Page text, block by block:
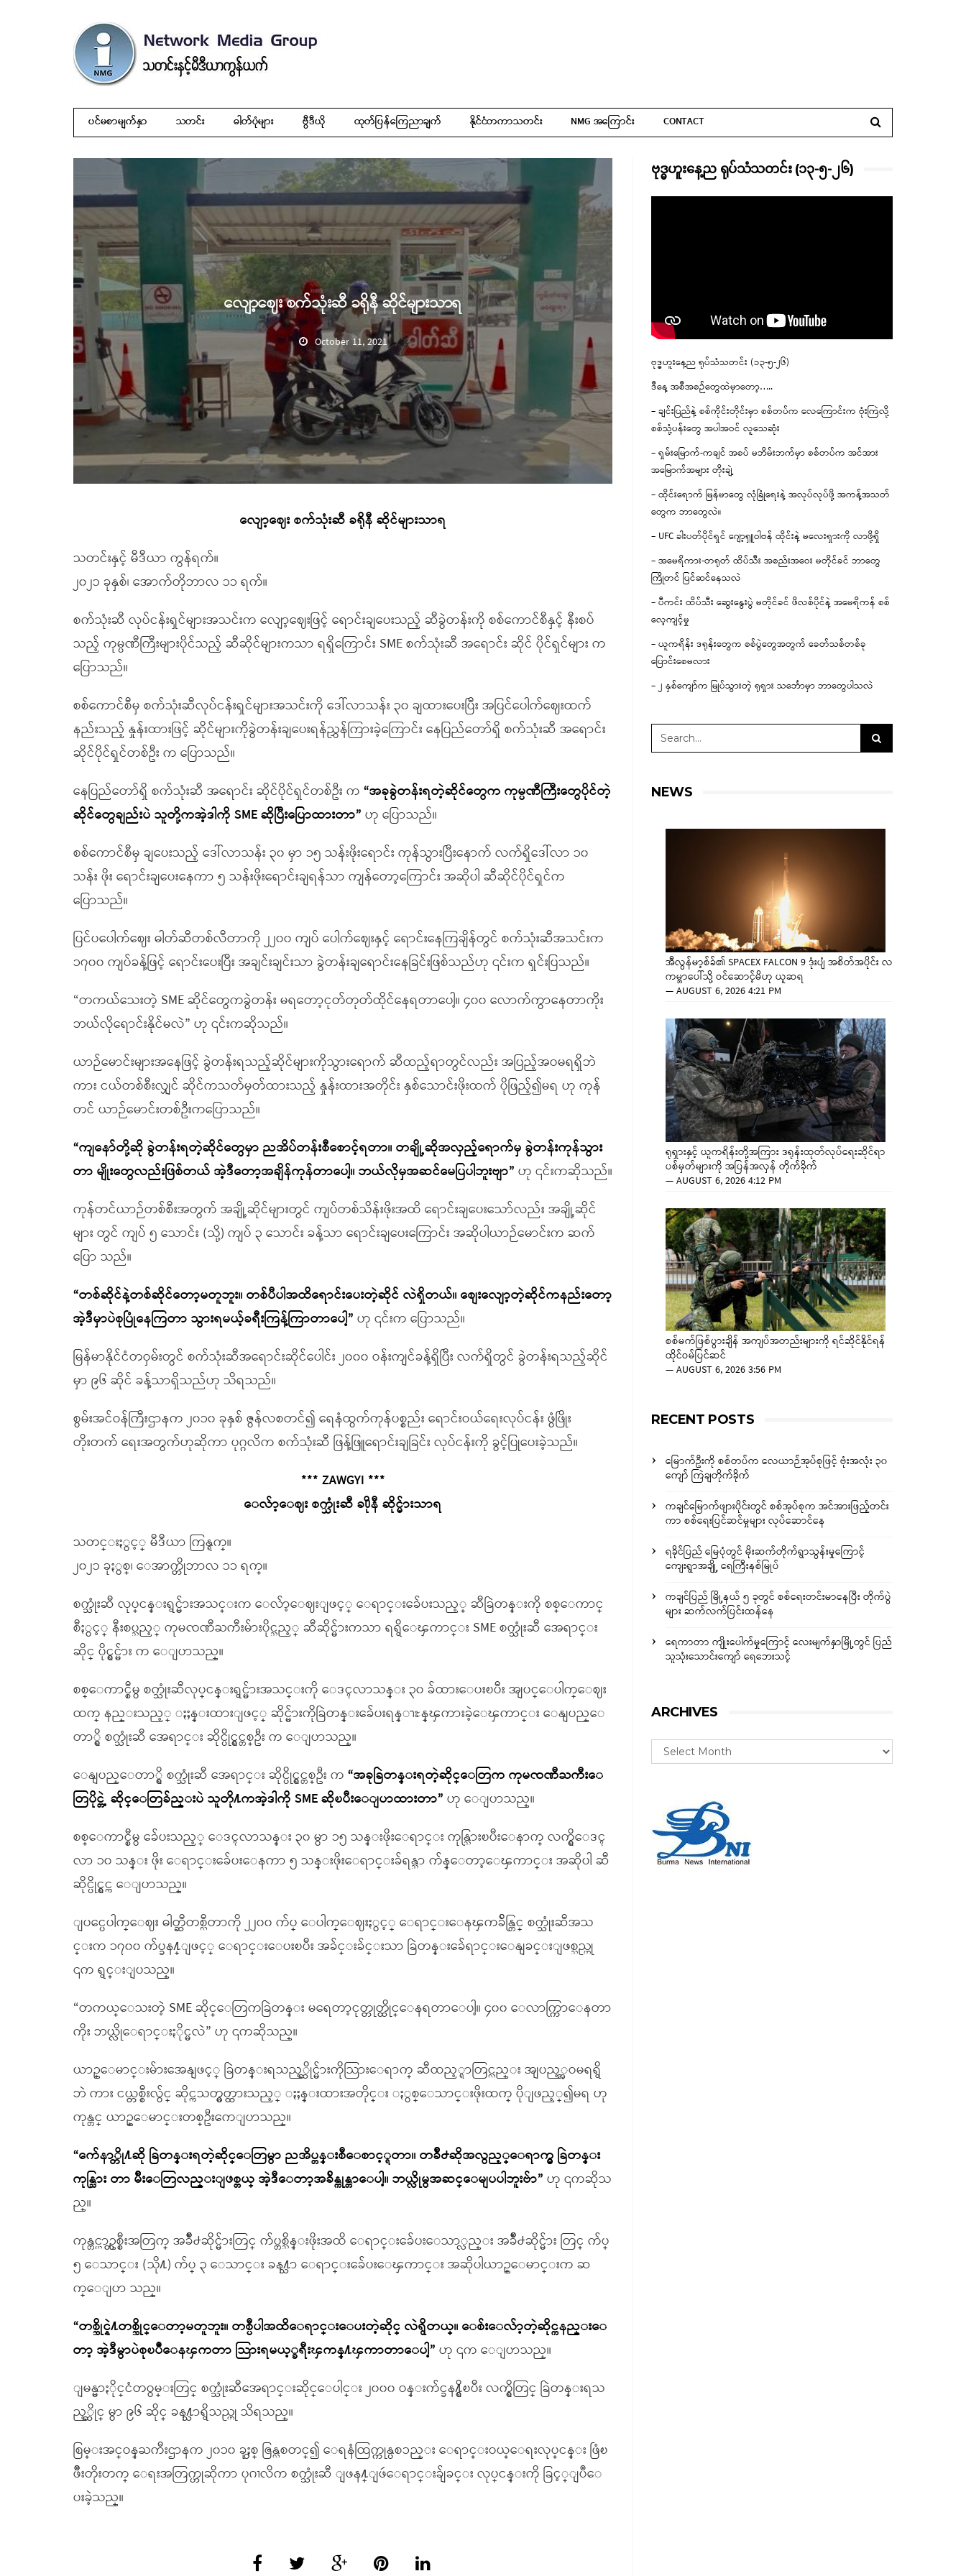
ပင်မစာမျက်နှာ သတင်း ဓါတ်ပုံများ ဗွီဒီယို ထုတ်ပြန်ကြေညာချက် နိုင်ငံတကာသတင်း NMG အကြောင်း CONTACT
လျော့ဈေး စက်သုံးဆီ ခရိုနီ ဆိုင်များသာရ
October 11, 2021
လျော့ဈေး စက်သုံးဆီ ခရိုနီ ဆိုင်များသာရ
သတင်းနှင့် မီဒီယာ ကွန်ရက်။
၂၀၂၁ ခုနှစ်၊ အောက်တိုဘာလ ၁၁ ရက်။
စက်သုံးဆီ လုပ်ငန်းရှင်များအသင်းက လျော့ဈေးဖြင့် ရောင်းချပေးသည့် ဆီခွဲတန်းကို စစ်ကောင်စီနှင့် နီးစပ်
သည့် ကုမ္ပဏီကြီးများပိုင်သည့် ဆီဆိုင်များကသာ ရရှိကြောင်း SME စက်သုံးဆီ အရောင်း ဆိုင် ပိုင်ရှင်များ က
ပြောသည်။
စစ်ကောင်စီမှ စက်သုံးဆီလုပ်ငန်းရှင်များအသင်းကို ဒေါ်လာသန်း ၃၀ ချထားပေးပြီး အပြင်ပေါက်ဈေးထက်
နည်းသည့် နှုန်းထားဖြင့် ဆိုင်များကိုခွဲတန်းချပေးရန်ညွှန်ကြားခဲ့ကြောင်း နေပြည်တော်ရှိ စက်သုံးဆီ အရောင်း
ဆိုင်ပိုင်ရှင်တစ်ဦး က ပြောသည်။
နေပြည်တော်ရှိ စက်သုံးဆီ အရောင်း ဆိုင်ပိုင်ရှင်တစ်ဦး က “အခုခွဲတန်းရတဲ့ဆိုင်တွေက ကုမ္ပဏီကြီးတွေပိုင်တဲ့
ဆိုင်တွေချည်းပဲ သူတို့ကအဲ့ဒါကို SME ဆိုပြီးပြောထားတာ” ဟု ပြောသည်။
စစ်ကောင်စီမှ ချပေးသည့် ဒေါ်လာသန်း ၃၀ မှာ ၁၅ သန်းဖိုးရောင်း ကုန်သွားပြီးနောက် လက်ရှိဒေါ်လာ ၁၀
သန်း ဖိုး ရောင်းချပေးနေကာ ၅ သန်းဖိုးရောင်းချရန်သာ ကျန်တော့ကြောင်း အဆိုပါ ဆီဆိုင်ပိုင်ရှင်က
ပြောသည်။
ပြင်ပပေါက်ဈေး ဓါတ်ဆီတစ်လီတာကို ၂၂၀၀ ကျပ် ပေါက်ဈေးနှင့် ရောင်းနေကြချိန်တွင် စက်သုံးဆီအသင်းက
၁၇၀၀ ကျပ်ခန့်ဖြင့် ရောင်းပေးပြီး အချင်းချင်းသာ ခွဲတန်းချရောင်းနေခြင်းဖြစ်သည်ဟု ၎င်းက ရှင်းပြသည်။
“တကယ်သေးတဲ့ SME ဆိုင်တွေကခွဲတန်း မရတော့ငုတ်တုတ်ထိုင်နေရတာပေါ့။ ၄၀၀ လောက်ကွာနေတာကိုး
ဘယ်လိုရောင်းနိုင်မလဲ” ဟု ၎င်းကဆိုသည်။
ယာဉ်မောင်းများအနေဖြင့် ခွဲတန်းရသည့်ဆိုင်များကိုသွားရောက် ဆီထည့်ရာတွင်လည်း အပြည့်အဝမရရှိဘဲ
ကား ငယ်တစ်စီးလျှင် ဆိုင်ကသတ်မှတ်ထားသည့် နှုန်းထားအတိုင်း နှစ်သောင်းဖိုးထက် ပိုဖြည့်၍မရ ဟု ကုန်
တင် ယာဉ်မောင်းတစ်ဦးကပြောသည်။
“ကျနော်တို့ဆို ခွဲတန်းရတဲ့ဆိုင်တွေမှာ ညအိပ်တန်းစီစောင့်ရတာ။ တချို့ဆိုအလှည့်ရောက်မှ ခွဲတန်းကုန်သွား
တာ မျိုးတွေလည်းဖြစ်တယ် အဲ့ဒီတော့အချိန်ကုန်တာပေါ့။ ဘယ်လိုမှအဆင်မေပြပါဘူးဗျာ” ဟု ၎င်းကဆိုသည်။
ကုန်တင်ယာဉ်တစ်စီးအတွက် အချို့ဆိုင်များတွင် ကျပ်တစ်သိန်းဖိုးအထိ ရောင်းချပေးသော်လည်း အချို့ဆိုင်
များ တွင် ကျပ် ၅ သောင်း (သို့) ကျပ် ၃ သောင်း ခန့်သာ ရောင်းချပေးကြောင်း အဆိုပါယာဉ်မောင်းက ဆက်
ပြော သည်။
“တစ်ဆိုင်နဲ့တစ်ဆိုင်တော့မတူဘူး။ တစ်ပီပါအထိရောင်းပေးတဲ့ဆိုင် လဲရှိတယ်။ စျေးလျော့တဲ့ဆိုင်ကနည်းတော့
အဲ့ဒီမှာပဲစုပြုံနေကြတာ သွားရမယ့်ခရီးကြန့်ကြာတာပေါ့” ဟု ၎င်းက ပြောသည်။
မြန်မာနိုင်ငံတဝှမ်းတွင် စက်သုံးဆီအရောင်းဆိုင်ပေါင်း ၂၀၀၀ ဝန်းကျင်ခန့်ရှိပြီး လက်ရှိတွင် ခွဲတန်းရသည့်ဆိုင်
မှာ ၉၆ ဆိုင် ခန့်သာရှိသည်ဟု သိရသည်။
စွမ်းအင်ဝန်ကြီးဌာနက ၂၀၁၀ ခုနှစ် ဇွန်လစတင်၍ ရေနံထွက်ကုန်ပစ္စည်း ရောင်းဝယ်ရေးလုပ်ငန်း ဖွံဖြိုး
တိုးတက် ရေးအတွက်ဟုဆိုကာ ပုဂ္ဂလိက စက်သုံးဆီ ဖြန့်ဖြူရောင်းချခြင်း လုပ်ငန်းကို ခွင့်ပြုပေးခဲ့သည်။
*** ZAWGYI ***
ေလ်ာ့ေဈး စက္သုံးဆီ ခ႐ိုနီ ဆိုင္မ်ားသာရ
သတင္းႏွင့္ မီဒီယာ ကြန္ရက္။
၂၀၂၁ ခုႏွစ္၊ ေအာက္တိုဘာလ ၁၁ ရက္။
စက္သုံးဆီ လုပ္ငန္းရွင္မ်ားအသင္းက ေလ်ာ့ေဈးျဖင့္ ေရာင္းခ်ေပးသည့္ ဆီခြဲတန္းကို စစ္ေကာင္
စီႏွင့္ နီးစပ္သည့္ ကုမၸဏီႀကီးမ်ားပိုင္သည့္ ဆီဆိုင္မ်ားကသာ ရရွိေၾကာင္း SME စက္သုံးဆီ အေရာင္း
ဆိုင္ ပိုင္ရွင္မ်ား က ေျပာသည္။
စစ္ေကာင္စီမွ စက္သုံးဆီလုပ္ငန္းရွင္မ်ားအသင္းကို ေဒၚလာသန္း ၃၀ ခ်ထားေပးၿပီး အျပင္ေပါက္ေဈး
ထက္ နည္းသည့္ ႏႈန္းထားျဖင့္ ဆိုင္မ်ားကိုခြဲတန္းခ်ေပးရန္ၫႊန္ၾကားခဲ့ေၾကာင္း ေနျပည္ေ
တာ္ရွိ စက္သုံးဆီ အေရာင္း ဆိုင္ပိုင္ရွင္တစ္ဦး က ေျပာသည္။
ေနျပည္ေတာ္ရွိ စက္သုံးဆီ အေရာင္း ဆိုင္ပိုင္ရွင္တစ္ဦး က “အခုခြဲတန္းရတဲ့ဆိုင္ေတြက ကုမၸဏီႀကီးေ
တြပိုင္တဲ့ ဆိုင္ေတြခ်ည္းပဲ သူတို႔ကအဲ့ဒါကို SME ဆိုၿပီးေျပာထားတာ” ဟု ေျပာသည္။
စစ္ေကာင္စီမွ ခ်ေပးသည့္ ေဒၚလာသန္း ၃၀ မွာ ၁၅ သန္းဖိုးေရာင္း ကုန္သြားၿပီးေနာက္ လက္ရွိေဒၚ
လာ ၁၀ သန္း ဖိုး ေရာင္းခ်ေပးေနကာ ၅ သန္းဖိုးေရာင္းခ်ရန္သာ က်န္ေတာ့ေၾကာင္း အဆိုပါ ဆီ
ဆိုင္ပိုင္ရွင္က ေျပာသည္။
ျပင္ပေပါက္ေဈး ဓါတ္ဆီတစ္လီတာကို ၂၂၀၀ က်ပ္ ေပါက္ေဈးႏွင့္ ေရာင္းေနၾကခ်ိန္တြင္ စက္သုံးဆီအသ
င္းက ၁၇၀၀ က်ပ္ခန႔္ျဖင့္ ေရာင္းေပးၿပီး အခ်င္းခ်င္းသာ ခြဲတန္းခ်ေရာင္းေနျခင္းျဖစ္သည္ဟု
၎က ရွင္းျပသည္။
“တကယ္ေသးတဲ့ SME ဆိုင္ေတြကခြဲတန္း မရေတာ့ငုတ္တုတ္ထိုင္ေနရတာေပါ့။ ၄၀၀ ေလာက္ကြာေနတာ
ကိုး ဘယ္လိုေရာင္းႏိုင္မလဲ” ဟု ၎ကဆိုသည္။
ယာဥ္ေမာင္းမ်ားအေနျဖင့္ ခြဲတန္းရသည့္ဆိုင္မ်ားကိုသြားေရာက္ ဆီထည့္ရာတြင္လည္း အျပည့္အဝမရရွိ
ဘဲ ကား ငယ္တစ္စီးလွ်င္ ဆိုင္ကသတ္မွတ္ထားသည့္ ႏႈန္းထားအတိုင္း ႏွစ္ေသာင္းဖိုးထက္ ပိုျဖည့္၍မရ ဟု
ကုန္တင္ ယာဥ္ေမာင္းတစ္ဦးကေျပာသည္။
“က်ေနာ္တို႔ဆို ခြဲတန္းရတဲ့ဆိုင္ေတြမွာ ညအိပ္တန္းစီေစာင့္ရတာ။ တခ်ိဳ႕ဆိုအလွည့္ေရာက္မွ ခြဲတန္း
ကုန္သြား တာ မ်ိဳးေတြလည္းျဖစ္တယ္ အဲ့ဒီေတာ့အခ်ိန္ကုန္တာေပါ့။ ဘယ္လိုမွအဆင္ေမျပပါဘူးဗ်ာ” ဟု ၎ကဆိုသ
ည္။
ကုန္တင္ယာဥ္တစ္စီးအတြက္ အခ်ိဳ႕ဆိုင္မ်ားတြင္ က်ပ္တစ္သိန္းဖိုးအထိ ေရာင္းခ်ေပးေသာ္လည္း အခ်ိဳ႕ဆိုင္မ်ား တြင္ က်ပ္
၅ ေသာင္း (သို႔) က်ပ္ ၃ ေသာင္း ခန႔္သာ ေရာင္းခ်ေပးေၾကာင္း အဆိုပါယာဥ္ေမာင္းက ဆ
က္ေျပာ သည္။
“တစ္ဆိုင္နဲ႔တစ္ဆိုင္ေတာ့မတူဘူး။ တစ္ပီပါအထိေရာင္းေပးတဲ့ဆိုင္ လဲရွိတယ္။ ေစ်းေလ်ာ့တဲ့ဆိုင္ကနည္းေ
တာ့ အဲ့ဒီမွာပဲစုၿပဳံေနၾကတာ သြားရမယ့္ခရီးၾကန္႔ၾကာတာေပါ့” ဟု ၎က ေျပာသည္။
ျမန္မာႏိုင္ငံတဝွမ္းတြင္ စက္သုံးဆီအေရာင္းဆိုင္ေပါင္း ၂၀၀၀ ဝန္းက်င္ခန႔္ရွိၿပီး လက္ရွိတြင္ ခြဲတန္းရသ
ည့္ဆိုင္ မွာ ၉၆ ဆိုင္ ခန႔္သာရွိသည္ဟု သိရသည္။
စြမ္းအင္ဝန္ႀကီးဌာနက ၂၀၁၀ ခုႏွစ္ ဇြန္လစတင္၍ ေရနံထြက္ကုန္ပစၥည္း ေရာင္းဝယ္ေရးလုပ္ငန္း ဖြံၿ
ဖိဳးတိုးတက္ ေရးအတြက္ဟုဆိုကာ ပုဂၢလိက စက္သုံးဆီ ျဖန႔္ျဖဴေရာင္းခ်ျခင္း လုပ္ငန္းကို ခြင့္ျပဳေ
ပးခဲ့သည္။
ဗုဒ္ဓဟူးနေ့ည ရုပ်သံသတင်း (၁၃-၅-၂၆)
ဗုဒ္ဓဟူးနေ့ည ရုပ်သံသတင်း (၁၃-၅-၂၆)
ဒီနေ့ အစီအစဉ်တွေထဲမှာတော့…..
– ချင်းပြည်နဲ့ စစ်ကိုင်းတိုင်းမှာ စစ်တပ်က လေကြောင်းက ဗုံးကြဲလို့
စစ်သုံ့ပန်းတွေ အပါအဝင် လူသေဆုံး
– ရှမ်းမြောက်-ကချင် အစပ် မဘိမ်းဘက်မှာ စစ်တပ်က အင်အား
အမြောက်အများ တိုးချဲ့
– ထိုင်းရောက် မြန်မာတွေ လုံခြုံရေးနဲ့ အလုပ်လုပ်ဖို့ အကန့်အသတ်
တွေက ဘာတွေလဲ။
– UFC ခါးပတ်ပိုင်ရှင် ဂျော့ရှူဝါဗန် ထိုင်းနဲ့ မလေးရှားကို လာဖို့ရှိ
– အမေရိကား-တရုတ် ထိပ်သီး အစည်းအဝေး မတိုင်ခင် ဘာတွေ
ကြိုတင် ပြင်ဆင်နေသလဲ
– ပီကင်း ထိပ်သီး ဆွေးနွေးပွဲ မတိုင်ခင် ဖိလစ်ပိုင်နဲ့ အမေရိကန် စစ်
လေ့ကျင့်မှု
– ယူကရိန်း ဒရုန်းတွေက စစ်ပွဲတွေအတွက် ခေတ်သစ်တစ်ခု
ပြောင်းစေမလား
– ၂ နှစ်ကျော်က မြုပ်သွားတဲ့ ရုရှား သင်္ဘောမှာ ဘာတွေပါသလဲ
NEWS
အီလွန်မာ့စ်ခ်၏ SPACEX FALCON 9 ဒုံးပျံ အစိတ်အပိုင်း လ
ကမ္ဘာပေါ်သို့ ဝင်ဆောင့်မိဟု ယူဆရ
—AUGUST 6, 2026 4:21 PM
ရုရှားနှင့် ယူကရိန်းတို့အကြား ဒရုန်းထုတ်လုပ်ရေးဆိုင်ရာ
ပစ်မှတ်များကို အပြန်အလှန် တိုက်ခိုက်
—AUGUST 6, 2026 4:12 PM
စစ်မက်ဖြစ်ပွားချိန် အကျပ်အတည်းများကို ရင်ဆိုင်နိုင်ရန်
ထိုင်ဝမ်ပြင်ဆင်
—AUGUST 6, 2026 3:56 PM
RECENT POSTS
မြောက်ဦးကို စစ်တပ်က လေယာဉ်အုပ်စုဖြင့် ဗုံးအလုံး ၃၀
ကျော် ကြဲချတိုက်ခိုက်
ကချင်မြောက်ဖျားပိုင်းတွင် စစ်အုပ်စုက အင်အားဖြည့်တင်း
ကာ စစ်ရေးပြင်ဆင်မှုများ လုပ်ဆောင်နေ
ရခိုင်ပြည် မြေပုံတွင် မိုးဆက်တိုက်ရွာသွန်းမှုကြောင့်
ကျေးရွာအချို့ ရေကြီးနစ်မြုပ်
ကချင်ပြည် မြို့နယ် ၅ ခုတွင် စစ်ရေးတင်းမာနေပြီး တိုက်ပွဲ
များ ဆက်လက်ပြင်းထန်နေ
ရေကာတာ ကျိုးပေါက်မှုကြောင့် လေးမျက်နှာမြို့တွင် ပြည်
သူသုံးသောင်းကျော် ရေဘေးသင့်
ARCHIVES